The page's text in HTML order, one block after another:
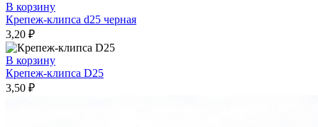
В корзину
Крепеж-клипса d25 черная
3,20 ₽
В корзину
Крепеж-клипса D25
3,50 ₽